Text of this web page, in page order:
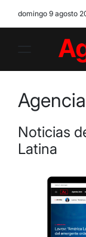
domingo 9 agosto
Noticias
Latina